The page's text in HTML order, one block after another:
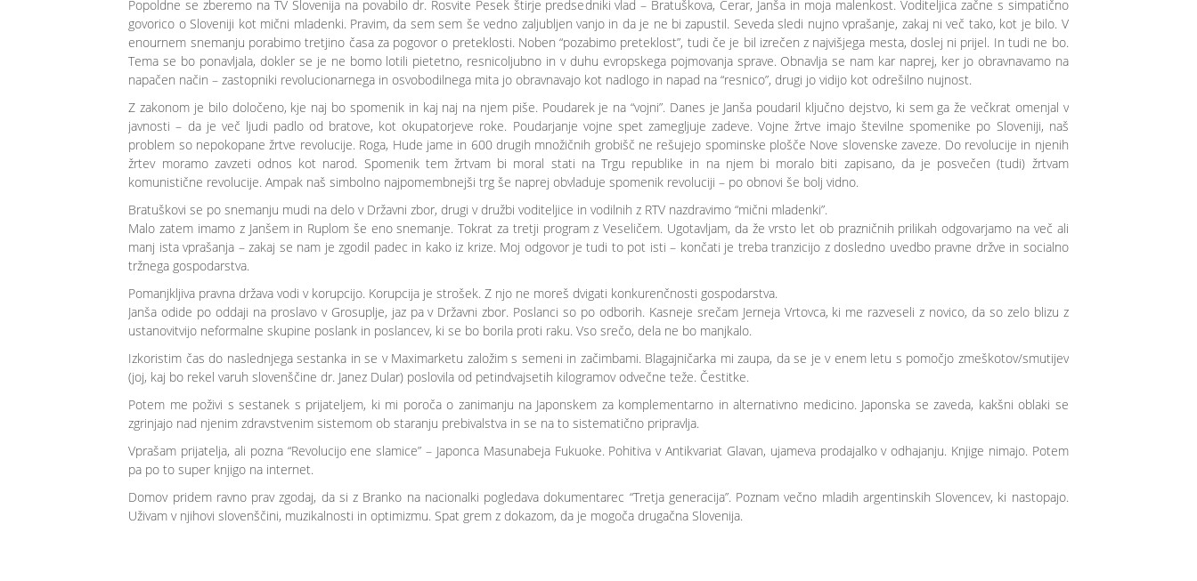
Popoldne se zberemo na TV Slovenija na povabilo dr. Rosvite Pesek štirje predsedniki vlad – Bratuškova, Cerar, Janša in moja malenkost. Voditeljica začne s simpatično
govorico o Sloveniji kot mični mladenki. Pravim, da sem sem še vedno zaljubljen vanjo in da je ne bi zapustil. Seveda sledi nujno vprašanje, zakaj ni več tako, kot je bilo. V
enournem snemanju porabimo tretjino časa za pogovor o preteklosti. Noben “pozabimo preteklost”, tudi če je bil izrečen z najvišjega mesta, doslej ni prijel. In tudi ne bo.
Tema se bo ponavljala, dokler se je ne bomo lotili pietetno, resnicoljubno in v duhu evropskega pojmovanja sprave. Obnavlja se nam kar naprej, ker jo obravnavamo na
napačen način – zastopniki revolucionarnega in osvobodilnega mita jo obravnavajo kot nadlogo in napad na “resnico”, drugi jo vidijo kot odrešilno nujnost.
Z zakonom je bilo določeno, kje naj bo spomenik in kaj naj na njem piše. Poudarek je na “vojni”. Danes je Janša poudaril ključno dejstvo, ki sem ga že večkrat omenjal v
javnosti – da je več ljudi padlo od bratove, kot okupatorjeve roke. Poudarjanje vojne spet zamegljuje zadeve. Vojne žrtve imajo številne spomenike po Sloveniji, naš
problem so nepokopane žrtve revolucije. Roga, Hude jame in 600 drugih množičnih grobišč ne rešujejo spominske plošče Nove slovenske zaveze. Do revolucije in njenih
žrtev moramo zavzeti odnos kot narod. Spomenik tem žrtvam bi moral stati na Trgu republike in na njem bi moralo biti zapisano, da je posvečen (tudi) žrtvam
komunistične revolucije. Ampak naš simbolno najpomembnejši trg še naprej obvladuje spomenik revoluciji – po obnovi še bolj vidno.
Bratuškovi se po snemanju mudi na delo v Državni zbor, drugi v družbi voditeljice in vodilnih z RTV nazdravimo “mični mladenki”.
Malo zatem imamo z Janšem in Ruplom še eno snemanje. Tokrat za tretji program z Veseličem. Ugotavljam, da že vrsto let ob prazničnih prilikah odgovarjamo na več ali
manj ista vprašanja – zakaj se nam je zgodil padec in kako iz krize. Moj odgovor je tudi to pot isti – končati je treba tranzicijo z dosledno uvedbo pravne držve in socialno
tržnega gospodarstva.
Pomanjkljiva pravna država vodi v korupcijo. Korupcija je strošek. Z njo ne moreš dvigati konkurenčnosti gospodarstva.
Janša odide po oddaji na proslavo v Grosuplje, jaz pa v Državni zbor. Poslanci so po odborih. Kasneje srečam Jerneja Vrtovca, ki me razveseli z novico, da so zelo blizu z
ustanovitvijo neformalne skupine poslank in poslancev, ki se bo borila proti raku. Vso srečo, dela ne bo manjkalo.
Izkoristim čas do naslednjega sestanka in se v Maximarketu založim s semeni in začimbami. Blagajničarka mi zaupa, da se je v enem letu s pomočjo zmeškotov/smutijev
(joj, kaj bo rekel varuh slovenščine dr. Janez Dular) poslovila od petindvajsetih kilogramov odvečne teže. Čestitke.
Potem me poživi s sestanek s prijateljem, ki mi poroča o zanimanju na Japonskem za komplementarno in alternativno medicino. Japonska se zaveda, kakšni oblaki se
zgrinjajo nad njenim zdravstvenim sistemom ob staranju prebivalstva in se na to sistematično pripravlja.
Vprašam prijatelja, ali pozna “Revolucijo ene slamice” – Japonca Masunabeja Fukuoke. Pohitiva v Antikvariat Glavan, ujameva prodajalko v odhajanju. Knjige nimajo. Potem
pa po to super knjigo na internet.
Domov pridem ravno prav zgodaj, da si z Branko na nacionalki pogledava dokumentarec “Tretja generacija”. Poznam večno mladih argentinskih Slovencev, ki nastopajo.
Uživam v njihovi slovenščini, muzikalnosti in optimizmu. Spat grem z dokazom, da je mogoča drugačna Slovenija.